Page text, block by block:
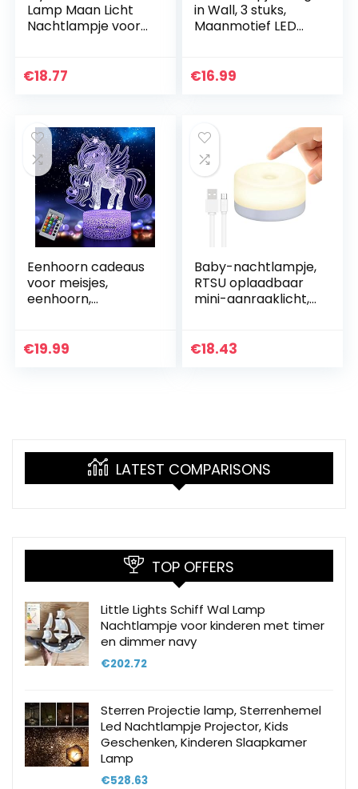
Lamp Maan Licht
Nachtlampje voor
Opladen en Touch
€18.77
in Wall, 3 stuks,
Maanmotief LED
Kinder Slaapkamer
€16.99
Eenhoorn cadeaus
voor meisjes,
eenhoorn,
veranderende
€19.99
Baby-nachtlampje,
RTSU oplaadbaar
mini-aanraaklicht,
voor kinderen,
€18.43
LATEST COMPARISONS
TOP OFFERS
Little Lights Schiff Wal Lamp
Nachtlampje voor kinderen met timer
en dimmer navy
€202.72
Sterren Projectie lamp, Sterrenhemel
Led Nachtlampje Projector, Kids
Geschenken, Kinderen Slaapkamer
Lamp
€528.63